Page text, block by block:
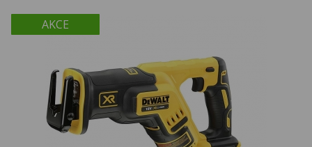
AKCE